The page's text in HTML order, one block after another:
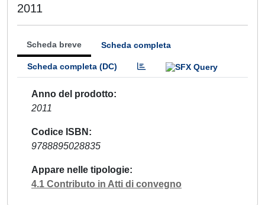
2011
Scheda breve Scheda completa
Scheda completa (DC)
Anno del prodotto
2011
Codice ISBN
9788895028835
Appare nelle tipologie
4.1 Contributo in Atti di convegno